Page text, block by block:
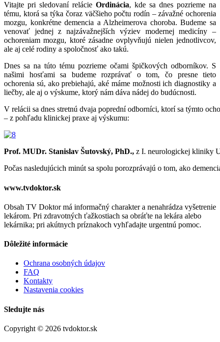
Vitajte pri sledovaní relácie Ordinácia, kde sa dnes pozrieme na
tému, ktorásatýka čoraz väčšiehopočtu rodín –závažnéochorenia
mozgu, konkrétnedemencia a Alzheimerova choroba.Budeme sa
venovať jednejznajzávažnejších výziev modernejmedicíny –
ochoreniammozgu, ktorézásadneovplyvňujú nielenjednotlivcov,
ale aj celé rodiny a spoločnosť ako takú.
Dnes sa na túto tému pozrieme očami špičkových odborníkov. S
našimi hosťamisa budemerozprávať otom, čo presnetieto
ochorenia sú, akoprebiehajú,aké máme možnostiichdiagnostikya
liečby, ale aj o výskume, ktorý nám dáva nádej do budúcnosti.
V relácii sa dnes stretnú dvaja popredníodborníci, ktorísa týmto
– z pohľadu klinickej praxe aj výskumu:
Prof. MUDr. Stanislav Šutovský, PhD., z I. neurologickej kliniky
Počas nasledujúcich minút sa spolu porozprávajú o tom, ako
www.tvdoktor.sk
Obsah TV Doktor má informačný charakter a nenahrádza vyšetrenie
lekárom. Pri zdravotných ťažkostiach sa obráťte na lekára alebo
lekárnika; pri akútnych príznakoch vyhľadajte urgentnú pomoc.
Dôležité informácie
Ochrana osobných údajov
FAQ
Kontakty
Nastavenia cookies
Sledujte nás
Copyright © 2026 tvdoktor.sk